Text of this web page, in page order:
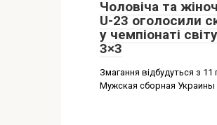
Чоловіча та
U-23 оголосили
у чемпіонаті
3×3
Змагання відбудуться з 11
Мужская сборная Украины